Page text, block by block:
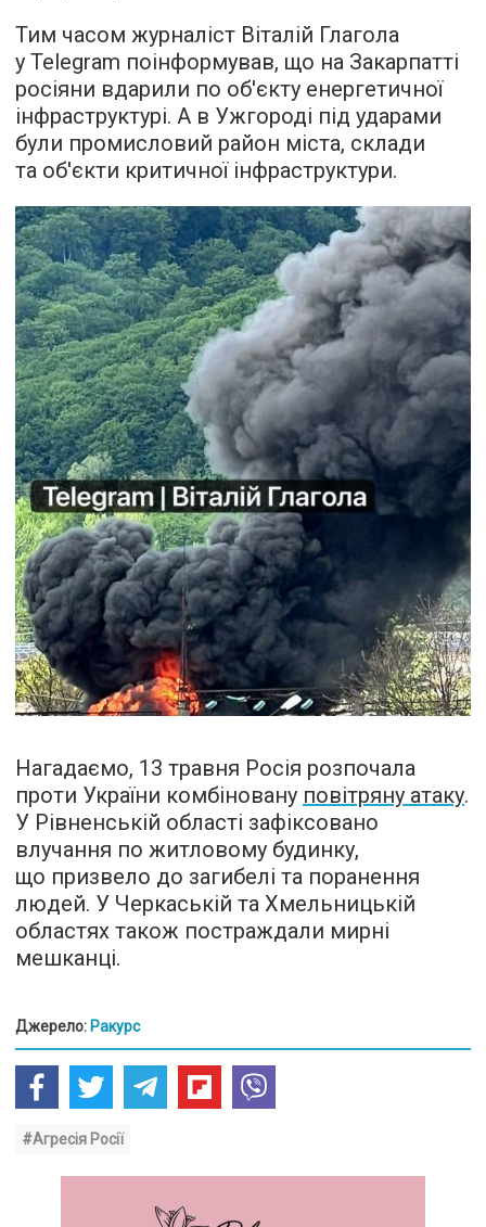
Тим часом журналіст Віталій Глагола
у Telegram поінформував, що на Закарпатті
росіяни вдарили по об'єкту енергетичної
інфраструктурі. А в Ужгороді під ударами
були промисловий район міста, склади
та об'єкти критичної інфраструктури.
Нагадаємо, 13 травня Росія розпочала
проти України комбіновану повітряну атаку.
У Рівненській області зафіксовано
влучання по житловому будинку,
що призвело до загибелі та поранення
людей. У Черкаській та Хмельницькій
областях також постраждали мирні
мешканці.
Джерело: Ракурс
#Агресія Росії